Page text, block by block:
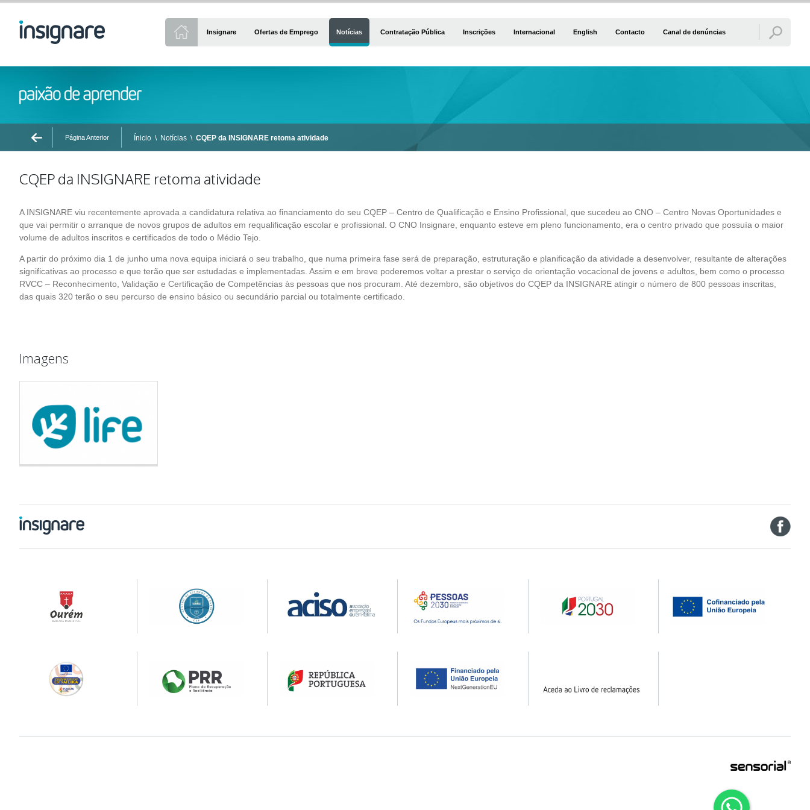
Insignare Ofertas de Emprego Notícias Contratação Pública Inscrições Internacional English Contacto Canal de denúncias
Página Anterior Ínicio \ Notícias \ CQEP da INSIGNARE retoma atividade
CQEP da INSIGNARE retoma atividade
A INSIGNARE viu recentemente aprovada a candidatura relativa ao financiamento do seu CQEP – Centro de Qualificação e Ensino Profissional, que sucedeu ao CNO – Centro Novas Oportunidades e
que vai permitir o arranque de novos grupos de adultos em requalificação escolar e profissional. O CNO Insignare, enquanto esteve em pleno funcionamento, era o centro privado que possuía o maior
volume de adultos inscritos e certificados de todo o Médio Tejo.
A partir do próximo dia 1 de junho uma nova equipa iniciará o seu trabalho, que numa primeira fase será de preparação, estruturação e planificação da atividade a desenvolver, resultante de alterações
significativas ao processo e que terão que ser estudadas e implementadas. Assim e em breve poderemos voltar a prestar o serviço de orientação vocacional de jovens e adultos, bem como o processo
RVCC – Reconhecimento, Validação e Certificação de Competências às pessoas que nos procuram. Até dezembro, são objetivos do CQEP da INSIGNARE atingir o número de 800 pessoas inscritas,
das quais 320 terão o seu percurso de ensino básico ou secundário parcial ou totalmente certificado.
Imagens